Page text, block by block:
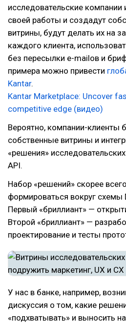
исследовательские компании
своей работы и создадут
витрины, будут делать их на
каждого клиента,
без пересылки e-mailов и
примера можно привести
Kantar.
Kantar Marketplace: Uncover
competitive edge (видео)
Вероятно, компании-клиенты
собственные витрины и
«решения»
API.
Набор «решений» скорее
формироваться вокруг схемы
Первый «бриллиант» —
Второй «бриллиант» —
проектирование и тесты
У нас в банке, например,
дискуссия о том, какие
«подхватывать» и выносить